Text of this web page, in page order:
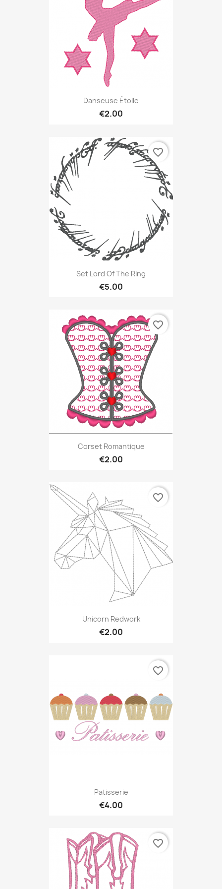
Danseuse Étoile
€2.00
Set Lord Of The Ring
€5.00
favorite_border
Corset Romantique
€2.00
favorite_border
Unicorn Redwork
€2.00
favorite_border
Patisserie
€4.00
favorite_border
favorite_border